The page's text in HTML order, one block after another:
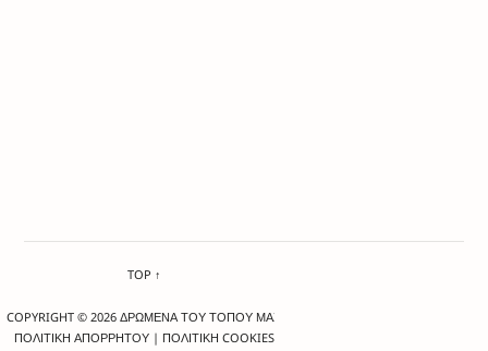
TOP ↑
COPYRIGHT © 2026 ΔΡΩΜΕΝΑ ΤΟΥ ΤΟΠΟΥ ΜΑΣ
ΠΟΛΙΤΙΚΗ ΑΠΟΡΡΗΤΟΥ| ΠΟΛΙΤΙΚΗ COOKIES